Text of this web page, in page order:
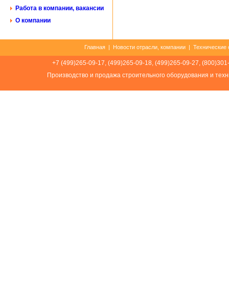
Работа в компании, вакансии
О компании
Главная | Новости отрасли, компании | Технические
+7 (499)265-09-17, (499)265-09-18, (499)265-09-27,
Производство и продажа строительного оборудования и